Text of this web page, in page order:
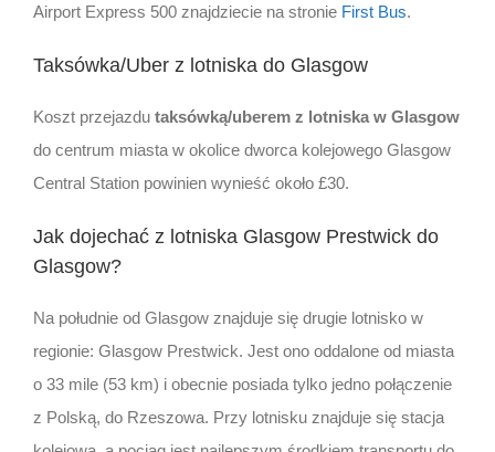
Airport Express 500 znajdziecie na stronie First Bus.
Taksówka/Uber z lotniska do Glasgow
Koszt przejazdu taksówką/uberem z lotniska w Glasgow
do centrum miasta w okolice dworca kolejowego Glasgow
Central Station powinien wynieść około £30.
Jak dojechać z lotniska Glasgow Prestwick do
Glasgow?
Na południe od Glasgow znajduje się drugie lotnisko w
regionie: Glasgow Prestwick. Jest ono oddalone od miasta
o 33 mile (53 km) i obecnie posiada tylko jedno połączenie
z Polską, do Rzeszowa. Przy lotnisku znajduje się stacja